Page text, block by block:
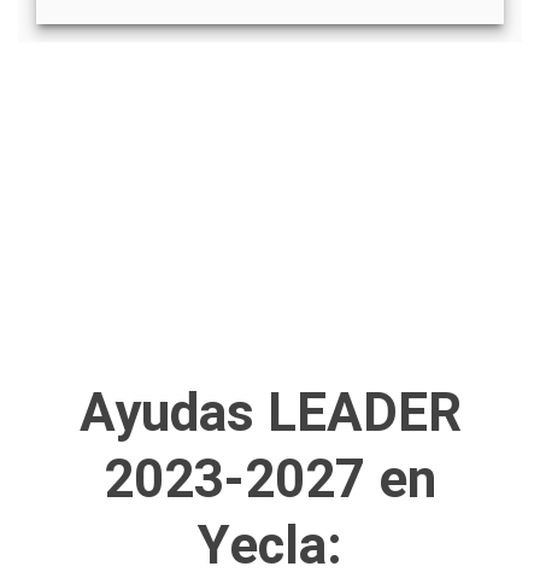
Ayudas LEADER
2023-2027 en
Yecla: